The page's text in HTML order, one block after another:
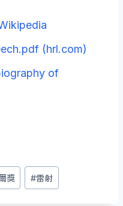
(hrl.com)
of
獎 #雷射